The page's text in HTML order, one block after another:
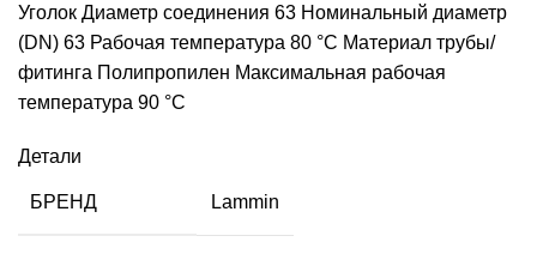
Уголок Диаметр соединения 63 Номинальный диаметр
(DN) 63 Рабочая температура 80 °С Материал трубы/
фитинга Полипропилен Максимальная рабочая
температура 90 °C
Детали
БРЕНД Lammin